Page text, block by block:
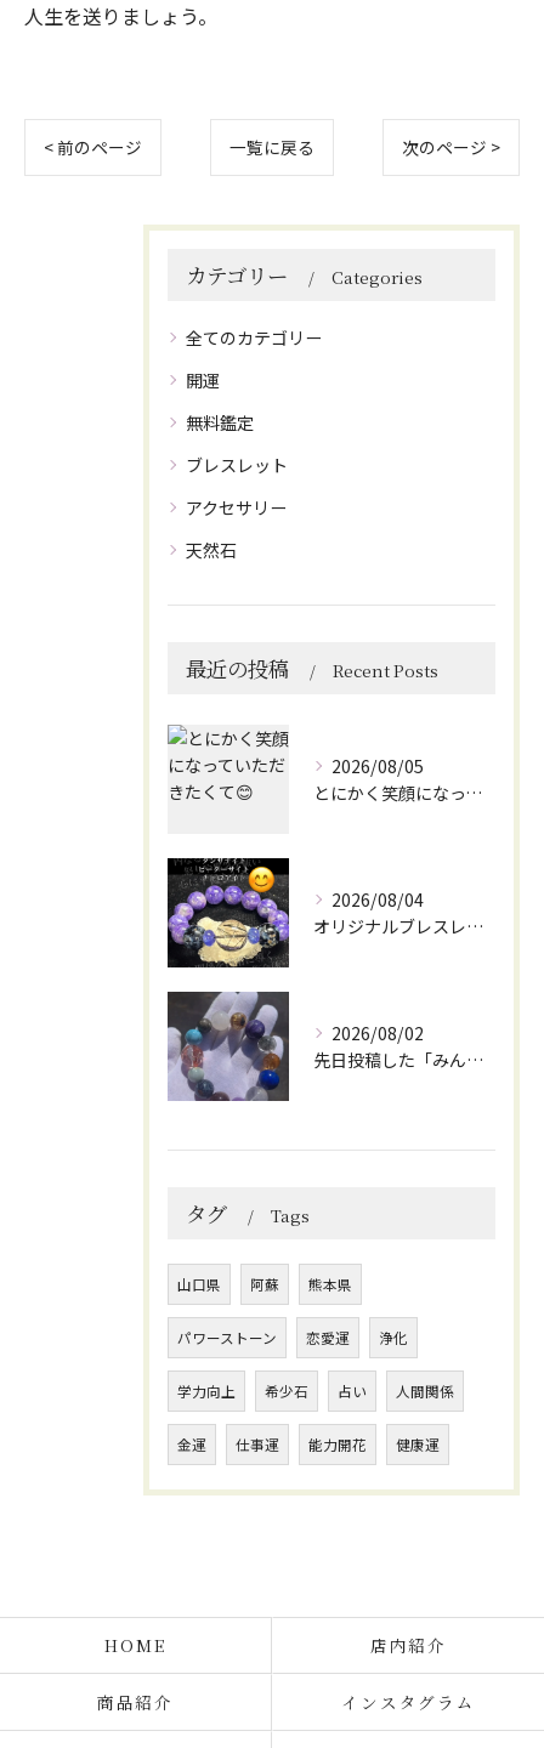
人生を送りましょう。
< 前のページ 一覧に戻る 次のページ >
カテゴリー Categories
全てのカテゴリー
開運
無料鑑定
ブレスレット
アクセサリー
天然石
最近の投稿 Recent Posts
2026/08/05
とにかく笑顔になっていただきたくて😊
2026/08/04
オリジナルブレスレット作成してみました😊
2026/08/02
先日投稿した「みんなを笑顔にしてくれるブレスレット」に
タグ Tags
山口県 阿蘇 熊本県
パワーストーン 恋愛運 浄化
学力向上 希少石 占い 人間関係
金運 仕事運 能力開花 健康運
HOME 店内紹介
商品紹介 インスタグラム